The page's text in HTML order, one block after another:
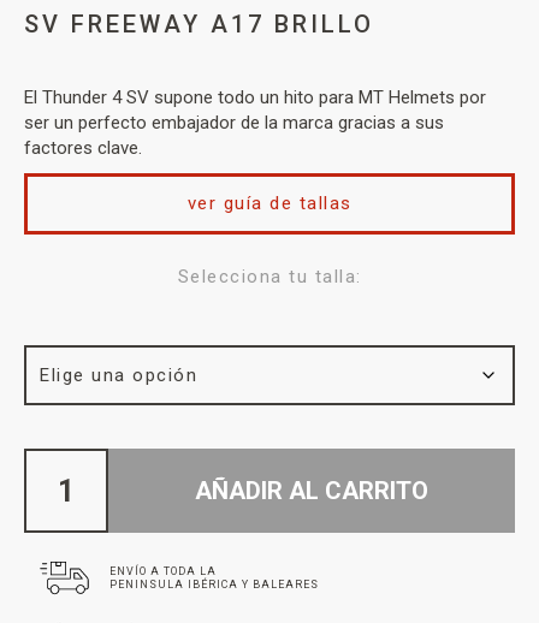
SV FREEWAY A17 BRILLO
El Thunder 4 SV supone todo un hito para MT Helmets por
ser un perfecto embajador de la marca gracias a sus
factores clave.
Selecciona tu talla:
ver guía de tallas
AÑADIR AL CARRITO
ENVÍO A TODA LA
PENINSULA IBÉRICA Y BALEARES